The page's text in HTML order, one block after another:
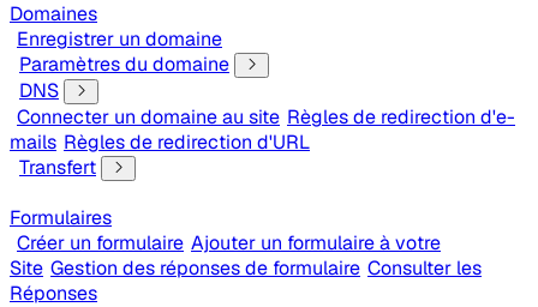
Domaines
Enregistrer un domaine
Paramètres du domaine
DNS
Connecter un domaine au site Règles de redirection d'e-
mails Règles de redirection d'URL
Transfert
Formulaires
Créer un formulaire Ajouter un formulaire à votre
Site Gestion des réponses de formulaire Consulter les
Réponses